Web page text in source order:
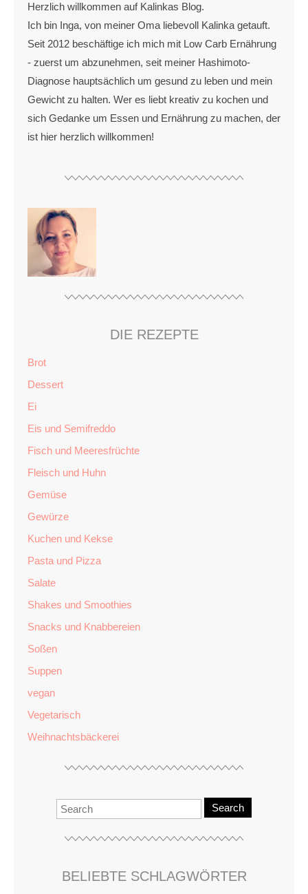
Herzlich willkommen auf Kalinkas Blog.
Ich bin Inga, von meiner Oma liebevoll Kalinka getauft.
Seit 2012 beschäftige ich mich mit Low Carb Ernährung
- zuerst um abzunehmen, seit meiner Hashimoto-
Diagnose hauptsächlich um gesund zu leben und mein
Gewicht zu halten. Wer es liebt kreativ zu kochen und
sich Gedanke um Essen und Ernährung zu machen, der
ist hier herzlich willkommen!
DIE REZEPTE
Brot
Dessert
Ei
Eis und Semifreddo
Fisch und Meeresfrüchte
Fleisch und Huhn
Gemüse
Gewürze
Kuchen und Kekse
Pasta und Pizza
Salate
Shakes und Smoothies
Snacks und Knabbereien
Soßen
Suppen
vegan
Vegetarisch
Weihnachtsbäckerei
Search
BELIEBTE SCHLAGWÖRTER